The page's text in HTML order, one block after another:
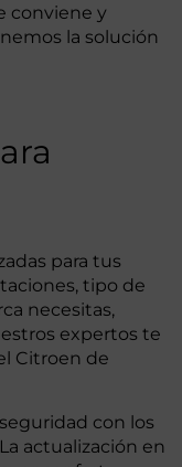
conviene y
la solución
para tus
tipo de
necesitas,
expertos te
Citroen de
con los
actualización en